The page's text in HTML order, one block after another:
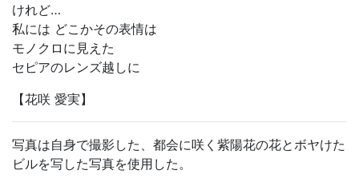
けれど…
私には どこかその表情は
モノクロに見えた
セピアのレンズ越しに
【花咲 愛実】
写真は自身で撮影した、都会に咲く紫陽花の花とボヤけた
ビルを写した写真を使用した。